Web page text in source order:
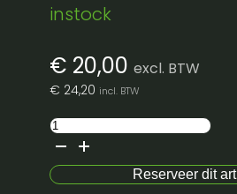
instock
€ 20,00 excl. BTW
€ 24,20 incl. BTW
Frigo
tafelmodel
aantal
Reserveer dit